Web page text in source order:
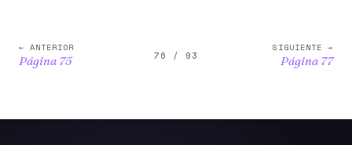
← ANTERIOR
Página 75 76 / 93
SIGUIENTE →
Página 77